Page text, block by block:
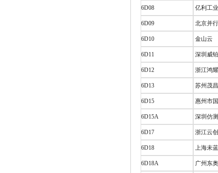
6D08 亿利工
6D09 北京并
6D10 金山云
6D11 深圳威
6D12 浙江鸿
6D13 苏州茂
6D15 惠州市
6D15A 深圳仿
6D17 浙江云
6D18 上海未
6D18A 广州东